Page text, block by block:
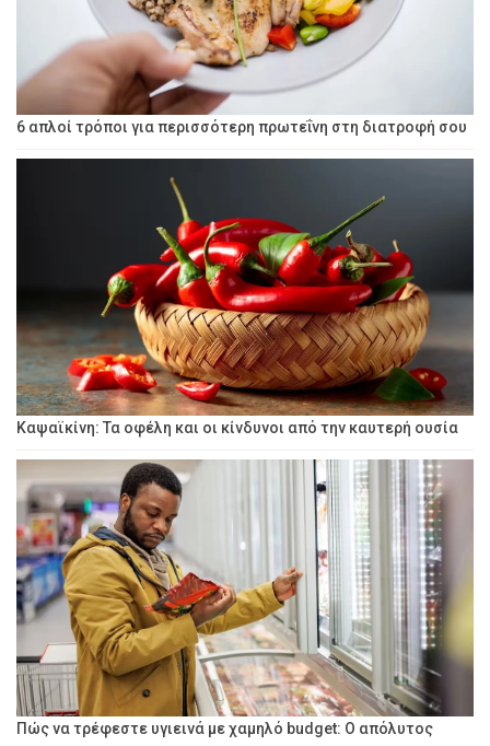
6 απλοί τρόποι για περισσότερη πρωτεΐνη στη διατροφή σου
Καψαϊκίνη: Τα οφέλη και οι κίνδυνοι από την καυτερή ουσία
Πώς να τρέφεστε υγιεινά με χαμηλό budget: Ο απόλυτος